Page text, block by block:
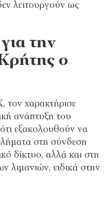
λειτουργούν ως
την
ο
χαρακτήρισε
ανάπτυξη του
εξακολουθούν να
στη σύνδεση
δίκτυο, αλλά και στη
λιμανιών, ειδικά στην